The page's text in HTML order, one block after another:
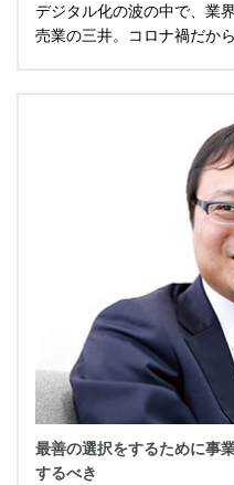
デジタル化の波の中で、業
売業の三井。コロナ禍だか
最善の選択をするために事
するべき